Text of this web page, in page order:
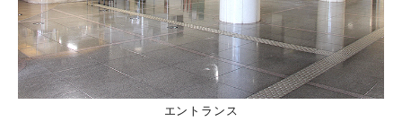
エントランス